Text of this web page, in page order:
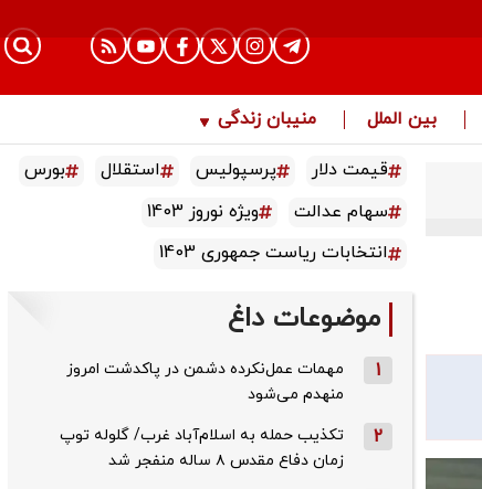
بین الملل منیبان زندگی
قیمت دلار پرسپولیس استقلال
بورس
سهام عدالت
ویژه نوروز 1403
انتخابات ریاست جمهوری 1403
موضوعات داغ
1
مهمات عمل‌نکرده دشمن در پاکدشت امروز
منهدم می‌شود
2
تکذیب حمله به اسلام‌آباد غرب/ گلوله توپ
زمان دفاع مقدس ۸ ساله منفجر شد